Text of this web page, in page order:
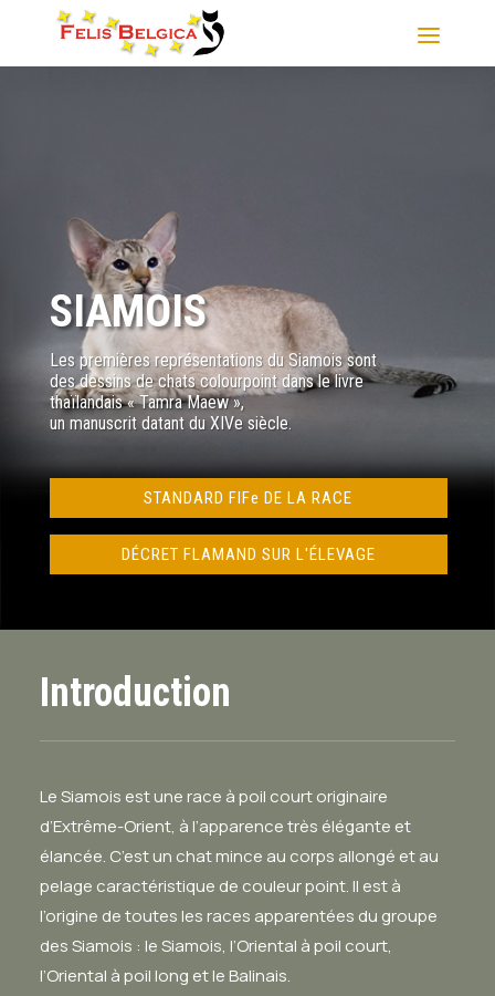
SIAMOIS
Les premières représentations du Siamois sont
des dessins de chats colourpoint dans le livre
thaïlandais « Tamra Maew »,
un manuscrit datant du XIVe siècle.
STANDARD FIFe DE LA RACE
DÉCRET FLAMAND SUR L'ÉLEVAGE
Introduction
Le Siamois est une race à poil court originaire
d’Extrême-Orient, à l’apparence très élégante et
élancée. C’est un chat mince au corps allongé et au
pelage caractéristique de couleur point. Il est à
l’origine de toutes les races apparentées du groupe
des Siamois : le Siamois, l’Oriental à poil court,
l’Oriental à poil long et le Balinais.